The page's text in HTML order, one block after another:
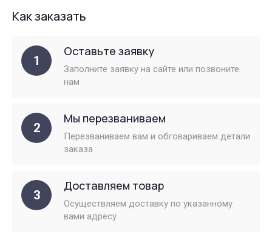
Как заказать
1
Оставьте заявку
Заполните заявку на сайте или позвоните
нам
2
Мы перезваниваем
Перезваниваем вам и обговариваем детали
заказа
3
Доставляем товар
Осуществляем доставку по указанному
вами адресу